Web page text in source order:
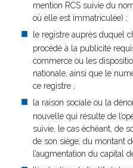
mention RCS suivie du
où elle est immatriculée) ;
le registre auprès duquel
procédé à la publicité
commerce ou les
nationale, ainsi que le
ce registre ;
la raison sociale ou la
nouvelle qui résulte de
suivie, le cas échéant, de
de son siège, du montant
l’augmentation du capital